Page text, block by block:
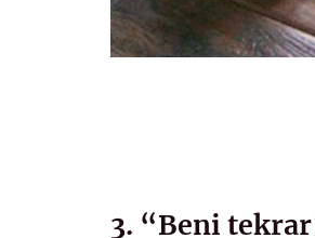
3. “Beni